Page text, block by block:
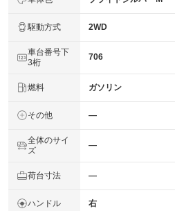
駆動方式 2WD
車台番号下
3桁
706
燃料 ガソリン
その他 ―
全体のサイ
ズ
―
荷台寸法 ―
ハンドル 右